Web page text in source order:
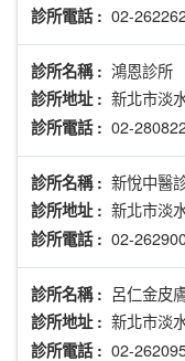
診所電話 : 02-
診所名稱 : 鴻恩診所
診所地址 : 新北市淡
診所電話 : 02-
診所名稱 : 新悅中醫
診所地址 : 新北市淡
診所電話 : 02-
診所名稱 : 呂仁金皮
診所地址 : 新北市淡
診所電話 : 02-